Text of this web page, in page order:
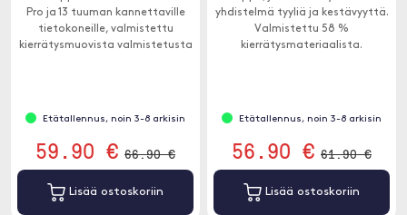
Pro ja 13 tuuman kannettaville
tietokoneille, valmistettu
kierrätysmuovista valmistetusta
Etätallennus, noin 3-8 arkisin
59.90 € 66.90 €
Lisää ostoskoriin
yhdistelmä tyyliä ja kestävyyttä.
Valmistettu 58 %
kierrätysmateriaalista.
Etätallennus, noin 3-8 arkisin
56.90 € 61.90 €
Lisää ostoskoriin